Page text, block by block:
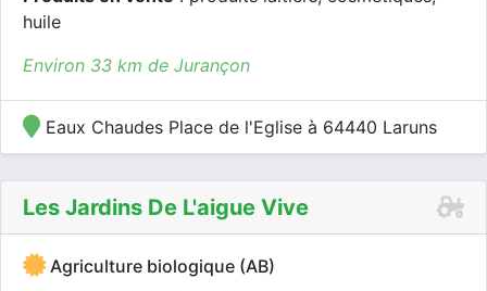
huile
Environ 33 km de Jurançon
Eaux Chaudes Place de l'Eglise à 64440 Laruns
Les Jardins De L'aigue Vive
Agriculture biologique (AB)